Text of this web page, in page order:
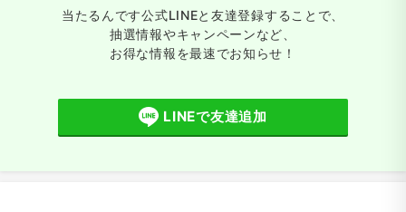
当たるんです公式LINEと友達登録することで、
抽選情報やキャンペーンなど、
お得な情報を最速でお知らせ！
LINEで友達追加